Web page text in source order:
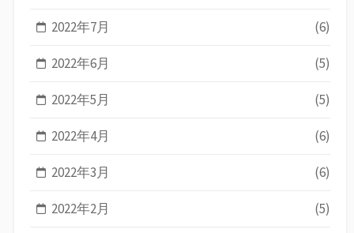
2022年7月 (6)
2022年6月 (5)
2022年5月 (5)
2022年4月 (6)
2022年3月 (6)
2022年2月 (5)